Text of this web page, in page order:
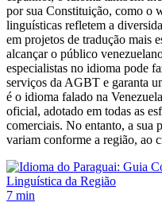
por sua Constituição, como o
linguísticas refletem a
em projetos de tradução mais
alcançar o público
especialistas no idioma pode
serviços da AGBT e garanta
é o idioma falado na
oficial, adotado em todas as
comerciais. No entanto, a sua
variam conforme a região, ao
7 min